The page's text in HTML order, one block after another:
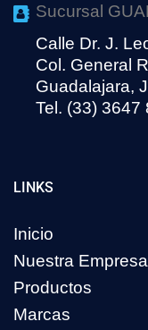
Sucursal
Calle Dr. J.
Col. General
Guadalajara,
Tel. (33) 3647
LINKS
Inicio
Nuestra Empresa
Productos
Marcas